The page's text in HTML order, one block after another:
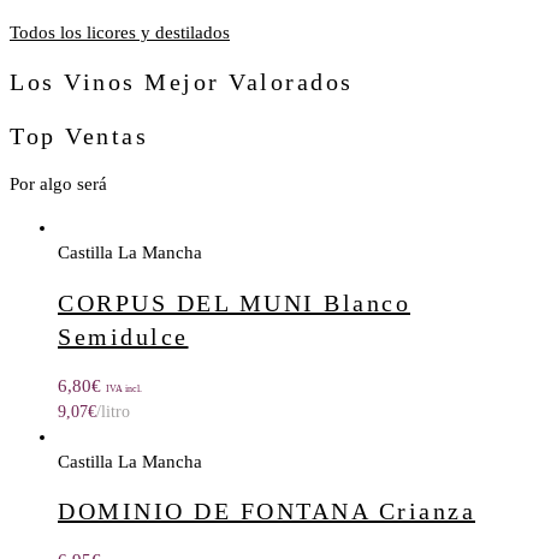
Todos los licores y destilados
Los Vinos Mejor Valorados
Top Ventas
Por algo será
Castilla La Mancha
CORPUS DEL MUNI Blanco
Semidulce
6,80€ IVA incl.
9,07€/litro
Castilla La Mancha
DOMINIO DE FONTANA Crianza